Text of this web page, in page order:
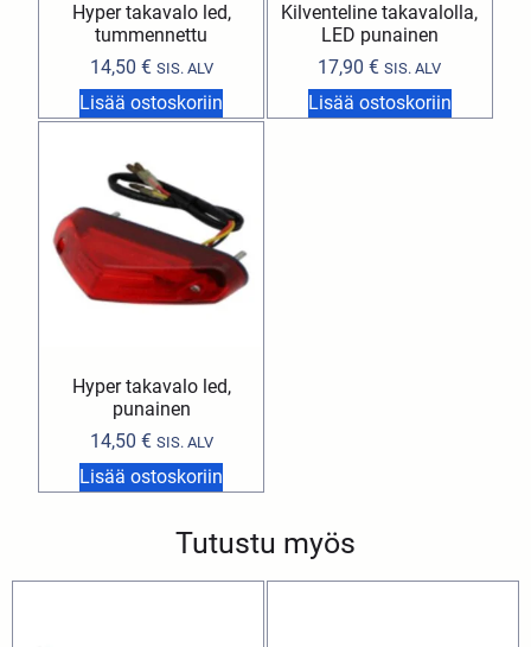
Hyper takavalo led,
tummennettu
14,50 € SIS. ALV
Lisää ostoskoriin
Kilventeline takavalolla,
LED punainen
17,90€ SIS. ALV
Lisää ostoskoriin
Hyper takavalo led,
punainen
14,50 € SIS. ALV
Lisää ostoskoriin
Tutustu myös